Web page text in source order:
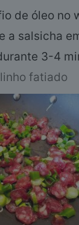
de óleo no
a salsicha
3-4
fatiado